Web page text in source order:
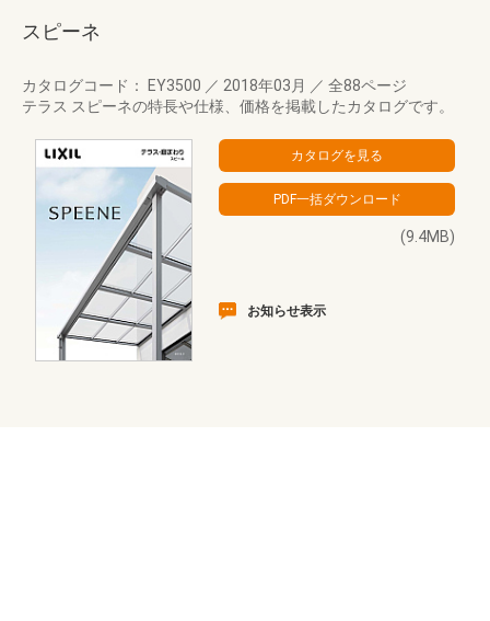
スピーネ
カタログコード： EY3500 ／ 2018年03月 ／ 全88ページ
テラス スピーネの特長や仕様、価格を掲載したカタログです。
(9.4MB)
お知らせ表示